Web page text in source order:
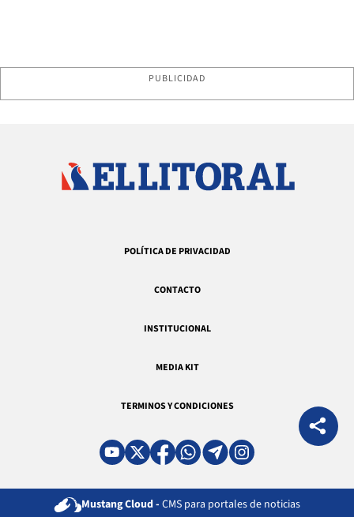
PUBLICIDAD
POLÍTICA DE PRIVACIDAD
CONTACTO
INSTITUCIONAL
MEDIA KIT
TERMINOS Y CONDICIONES
Mustang Cloud - CMS para portales de noticias